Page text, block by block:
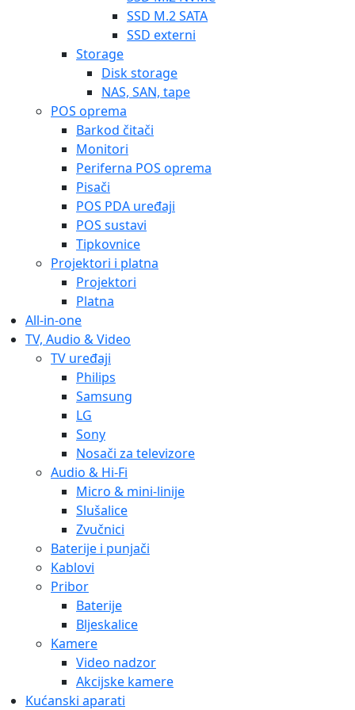
SSD M.2 SATA
SSD externi
Storage
Disk storage
NAS, SAN, tape
POS oprema
Barkod čitači
Monitori
Periferna POS oprema
Pisači
POS PDA uređaji
POS sustavi
Tipkovnice
Projektori i platna
Projektori
Platna
All-in-one
TV, Audio & Video
TV uređaji
Philips
Samsung
LG
Sony
Nosači za televizore
Audio & Hi-Fi
Micro & mini-linije
Slušalice
Zvučnici
Baterije i punjači
Kablovi
Pribor
Baterije
Bljeskalice
Kamere
Video nadzor
Akcijske kamere
Kućanski aparati